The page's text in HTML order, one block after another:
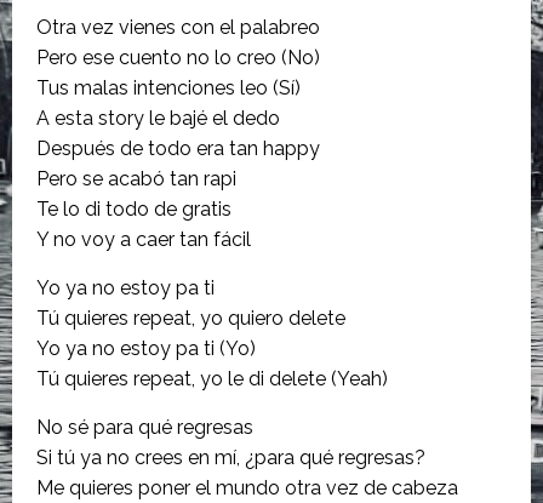
Otra vez vienes con el palabreo
Pero ese cuento no lo creo (No)
Tus malas intenciones leo (Sí)
A esta story le bajé el dedo
Después de todo era tan happy
Pero se acabó tan rapi
Te lo di todo de gratis
Y no voy a caer tan fácil
Yo ya no estoy pa ti
Tú quieres repeat, yo quiero delete
Yo ya no estoy pa ti (Yo)
Tú quieres repeat, yo le di delete (Yeah)
No sé para qué regresas
Si tú ya no crees en mí, ¿para qué regresas?
Me quieres poner el mundo otra vez de cabeza